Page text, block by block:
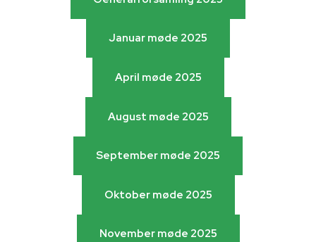
Generalforsamling 2025
Januar møde 2025
Januar møde 2025
April møde 2025
April møde 2025
August møde 2025
August møde 2025
September møde 2025
September møde 2025
Oktober møde 2025
Oktober møde 2025
November møde 2025